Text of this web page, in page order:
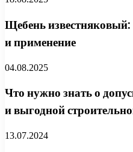
Щебень
и применение
04.08.2025
Что нужно знать о
и выгодной
13.07.2024